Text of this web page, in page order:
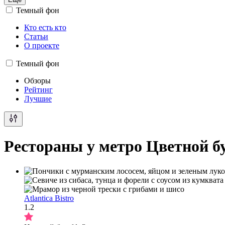
Темный фон
Кто есть кто
Статьи
О проекте
Темный фон
Обзоры
Рейтинг
Лучшие
Рестораны у метро Цветной
Atlantica Bistro
1.2